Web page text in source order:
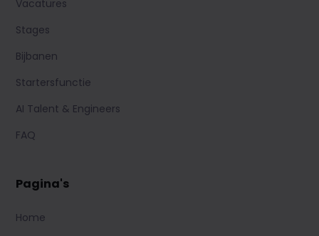
Vacatures
Stages
Bijbanen
Startersfunctie
AI Talent & Engineers
FAQ
Pagina's
Home